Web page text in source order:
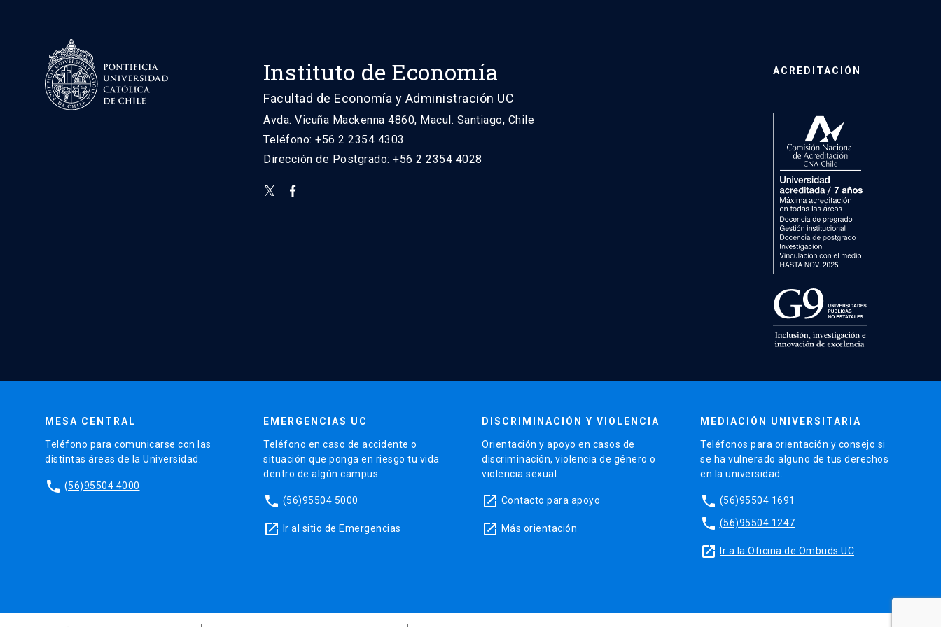
Instituto de Economía
Facultad de Economía y Administración UC
Avda. Vicuña Mackenna 4860, Macul. Santiago, Chile
Teléfono: +56 2 2354 4303
Dirección de Postgrado: +56 2 2354 4028
ACREDITACIÓN
MESA CENTRAL
Teléfono para comunicarse con las
distintas áreas de la Universidad.
phone (56)95504 4000
EMERGENCIAS UC
Teléfono en caso de accidente o
situación que ponga en riesgo tu vida
dentro de algún campus.
phone (56)95504 5000
launch Ir al sitio de Emergencias
DISCRIMINACIÓN Y VIOLENCIA
Orientación y apoyo en casos de
discriminación, violencia de género o
violencia sexual.
launch Contacto para apoyo
launch Más orientación
MEDIACIÓN UNIVERSITARIA
Teléfonos para orientación y consejo si
se ha vulnerado alguno de tus derechos
en la universidad.
phone (56)95504 1691
phone (56)95504 1247
launch Ir a la Oficina de Ombuds UC